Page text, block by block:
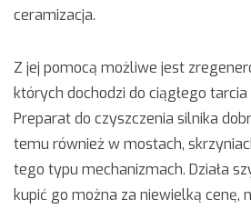
ceramizacja.
Z jej pomocą możliwe jest
których dochodzi do ciągłego
Preparat do czyszczenia silnika
temu również w mostach,
tego typu mechanizmach. Działa
kupić go można za niewielką cenę,